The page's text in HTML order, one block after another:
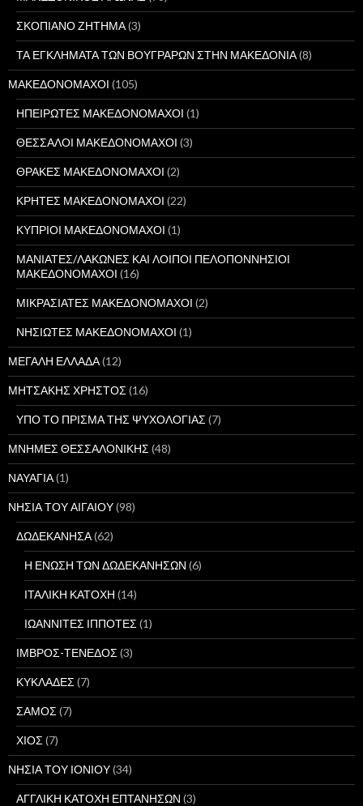
ΣΚΟΠΙΑΝΟ ΖΗΤΗΜΑ(3)
ΤΑ ΕΓΚΛΗΜΑΤΑ ΤΩΝ ΒΟΥΓΡΑΡΩΝ ΣΤΗΝ ΜΑΚΕΔΟΝΙΑ(8)
ΜΑΚΕΔΟΝΟΜΑΧΟΙ (105)
ΗΠΕΙΡΩΤΕΣ ΜΑΚΕΔΟΝΟΜΑΧΟΙ (1)
ΘΕΣΣΑΛΟΙ ΜΑΚΕΔΟΝΟΜΑΧΟΙ (3)
ΘΡΑΚΕΣ ΜΑΚΕΔΟΝΟΜΑΧΟΙ (2)
ΚΡΗΤΕΣ ΜΑΚΕΔΟΝΟΜΑΧΟΙ (22)
ΚΥΠΡΙΟΙ ΜΑΚΕΔΟΝΟΜΑΧΟΙ (1)
ΜΑΝΙΑΤΕΣ/ΛΑΚΩΝΕΣ ΚΑΙ ΛΟΙΠΟΙ ΠΕΛΟΠΟΝΝΗΣΙΟΙ
ΜΑΚΕΔΟΝΟΜΑΧΟΙ (16)
ΜΙΚΡΑΣΙΑΤΕΣ ΜΑΚΕΔΟΝΟΜΑΧΟΙ (2)
ΝΗΣΙΩΤΕΣ ΜΑΚΕΔΟΝΟΜΑΧΟΙ (1)
ΜΕΓΑΛΗ ΕΛΛΑΔΑ(12)
ΜΗΤΣΑΚΗΣ ΧΡΗΣΤΟΣ (16)
ΥΠΟ ΤΟ ΠΡΙΣΜΑ ΤΗΣ ΨΥΧΟΛΟΓΙΑΣ (7)
ΜΝΗΜΕΣ ΘΕΣΣΑΛΟΝΙΚΗΣ (48)
ΝΑΥΑΓΙΑ(1)
ΝΗΣΙΑ ΤΟΥ ΑΙΓΑΙΟΥ(98)
ΔΩΔΕΚΑΝΗΣΑ(62)
Η ΕΝΩΣΗ ΤΩΝ ΔΩΔΕΚΑΝΗΣΩΝ (6)
ΙΤΑΛΙΚΗ ΚΑΤΟΧΗ (14)
ΙΩΑΝΝΙΤΕΣ ΙΠΠΟΤΕΣ (1)
ΙΜΒΡΟΣ-ΤΕΝΕΔΟΣ (3)
ΚΥΚΛΑΔΕΣ (7)
ΣΑΜΟΣ (7)
ΧΙΟΣ (7)
ΝΗΣΙΑ ΤΟΥ ΙΟΝΙΟΥ(34)
ΑΓΓΛΙΚΗ ΚΑΤΟΧΗ ΕΠΤΑΝΗΣΩΝ (3)